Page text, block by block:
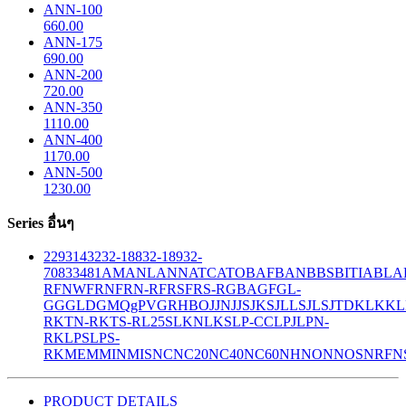
ANN-100
660.00
ANN-175
690.00
ANN-200
720.00
ANN-350
1110.00
ANN-400
1170.00
ANN-500
1230.00
Series อื่นๆ
2293143232-18832-18932-
70833481 AMANLANNATCATOBAFBANBBSBITIABLA
RFNWFRNFRN-RFRSFRS-RGBAGFGL-
GGGLDGMQgPVGRHBOJJNJJSJKSJLLSJLSJTDKLK
RKTN-RKTS-RL25SLKNLKSLP-CCLPJLPN-
RKLPSLPS-
RKMEMMINMISNCNC20NC40NC60NHNONNOSNRF
PRODUCT DETAILS